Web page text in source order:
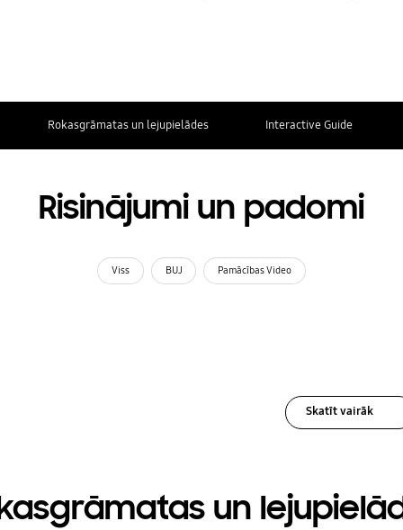
Rokasgrāmatas un lejupielādes Interactive Guide
Risinājumi un padomi
Viss BUJ Pamācības Video
Skatīt vairāk
un